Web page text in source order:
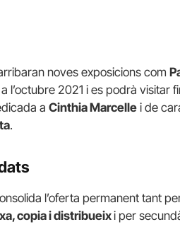
noves exposicions com
l’octubre 2021 i es podrà visitar
a CinthiaMarcelle i de
.
l’oferta permanent tant
copia i distribueixi per